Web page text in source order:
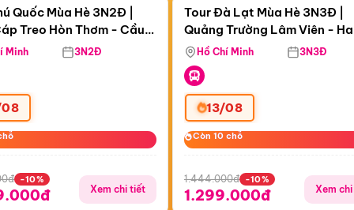
18:16:54
Treo Hòn Thơm
Quốc Mùa Hè 3N2Đ |
Treo Hòn Thơm - Cầu
Viên Nước Aquatopia
Minh 3N2Đ
-10%
Xem chi tiết
Còn05 ngày 18:16:54
Tour Đà Lạt Mùa Hè 3N3Đ |
Quảng Trường Lâm Viên -
Hill - Puppy Farm
Hồ Chí Minh 3N3Đ
13/08
Còn 10 chỗ
Còn 10 chỗ
1.444.000đ -10%
1.299.000đ Xem